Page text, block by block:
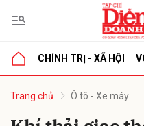
CHÍNH TRỊ - XÃ HỘI
Trang chủ Ô tô - Xe máy
luận